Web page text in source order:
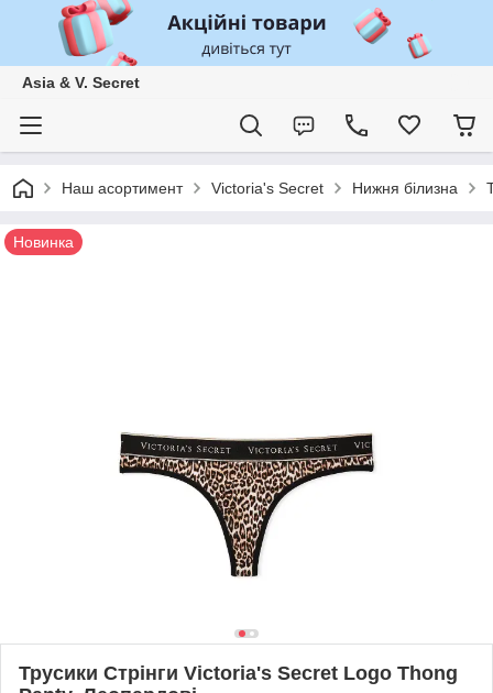
Asia & V. Secret
Наш асортимент Victoria's Secret Нижня білизна
Новинка
Трусики Стрінги Victoria's Secret Logo Thong